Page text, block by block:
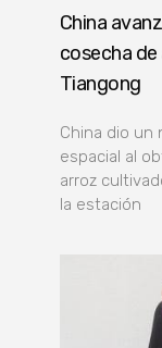
China
cosecha
Tiangong
China dio un
espacial al
arroz
la estación